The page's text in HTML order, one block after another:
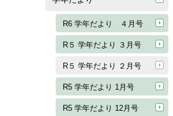
R6 学年だより ４月号
R５ 学年だより ３月号
R５ 学年だより ２月号
R5 学年だより 1月号
R5 学年だより 12月号